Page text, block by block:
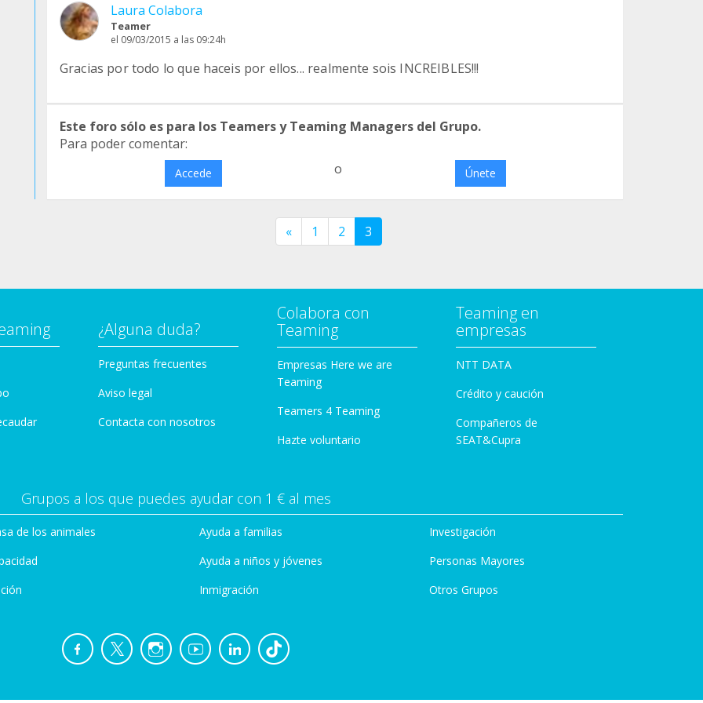
Laura Colabora
Teamer
el 09/03/2015 a las 09:24h
Gracias por todo lo que haceis por ellos... realmente sois INCREIBLES!!!
Este foro sólo es para los Teamers y Teaming Managers del Grupo.
Para poder comentar:
Accede o Únete
« 1 2 3
¿Alguna duda?
Preguntas frecuentes
Aviso legal
Contacta con nosotros
Colabora con
Teaming
Empresas Here we are
Teaming
Teamers 4 Teaming
Hazte voluntario
Teaming en
empresas
NTT DATA
Crédito y caución
Compañeros de
SEAT&Cupra
Grupos a los que puedes ayudar con 1 € al mes
de los animales
Ayuda a familias
Ayuda a niños y jóvenes
Inmigración
Investigación
Personas Mayores
Otros Grupos